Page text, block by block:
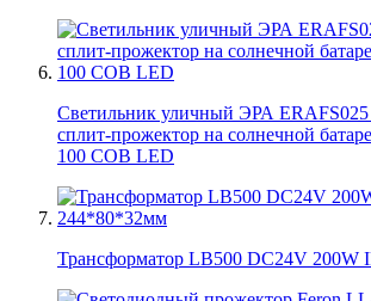
Светильник уличный ЭРА
сплит-прожектор на солнечной
100 COB LED
Трансформатор LB500 DC24V 200W